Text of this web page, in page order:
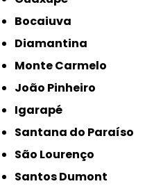
Bocaiuva
Diamantina
Monte Carmelo
João Pinheiro
Igarapé
Santana do Paraíso
São Lourenço
Santos Dumont